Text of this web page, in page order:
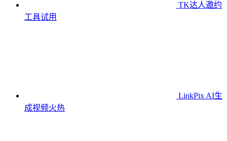
TK达人邀约
工具试用
LinkPix AI生
成视频火热